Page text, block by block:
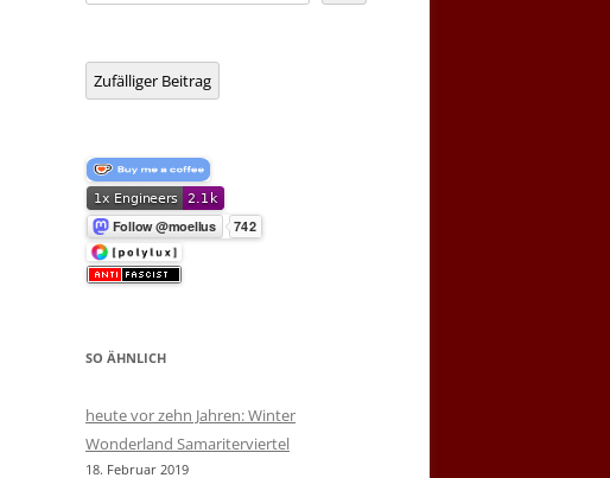
Zufälliger Beitrag
SO ÄHNLICH
heute vor zehn Jahren: Winter
Wonderland Samariterviertel
18. Februar 2019